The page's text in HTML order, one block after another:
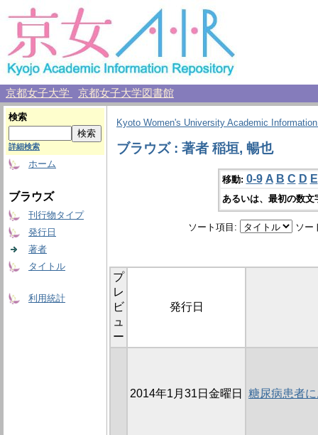
京都女子大学 京都女子大学図書館
検索
詳細検索
ホーム
ブラウズ
刊行物タイプ
発行日
著者
タイトル
利用統計
Kyoto Women's University Academic
ブラウズ : 著者 稲垣, 暢也
移動: 0-9 A B C D E
あるいは、最初の数
ソート項目: ソー
プ
レ
ビ
ュ
ー
発行日
2014年1月31日金曜日 糖尿病患者